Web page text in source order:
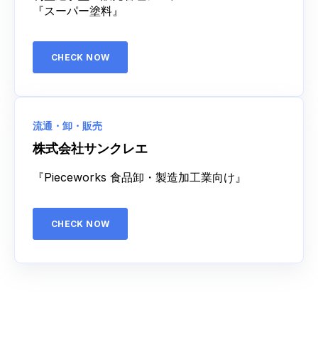
『スーパー塗料』
CHECK NOW
流通・卸・販売
株式会社サンクレエ
『Pieceworks 食品卸・製造加工業向け』
CHECK NOW